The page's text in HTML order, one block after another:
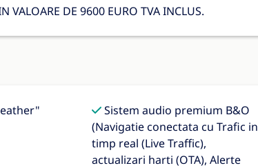
VALOARE DE 9600 EURO TVA INCLUS.
Sistem audio premium B&O
(Navigatie conectata cu Trafic in
timp real (Live Traffic),
actualizari harti (OTA), Alerte